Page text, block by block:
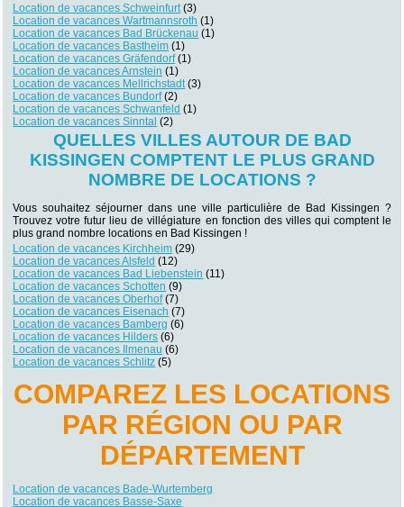
Location de vacances Schweinfurt(3)
Location de vacances Wartmannsroth (1)
Location de vacances Bad Brückenau (1)
Location de vacances Bastheim (1)
Location de vacances Gräfendorf(1)
Location de vacances Arnstein (1)
Location de vacances Mellrichstadt(3)
Location de vacances Bundorf(2)
Location de vacances Schwanfeld (1)
Location de vacances Sinntal (2)
QUELLES VILLES AUTOUR DE BAD
KISSINGEN COMPTENT LE PLUS GRAND
NOMBRE DE LOCATIONS ?
Vous souhaitez séjourner dans une ville particulière de Bad Kissingen ?
Trouvez votre futur lieu de villégiature en fonction des villes qui comptent le
plus grand nombre locations en Bad Kissingen !
Location de vacances Kirchheim (29)
Location de vacances Alsfeld (12)
Location de vacances Bad Liebenstein (11)
Location de vacances Schotten (9)
Location de vacances Oberhof(7)
Location de vacances Eisenach (7)
Location de vacances Bamberg (6)
Location de vacances Hilders (6)
Location de vacances Ilmenau (6)
Location de vacances Schlitz (5)
COMPAREZ LES LOCATIONS
PAR RÉGION OU PAR
DÉPARTEMENT
Location de vacances Bade-Wurtemberg
Location de vacances Basse-Saxe